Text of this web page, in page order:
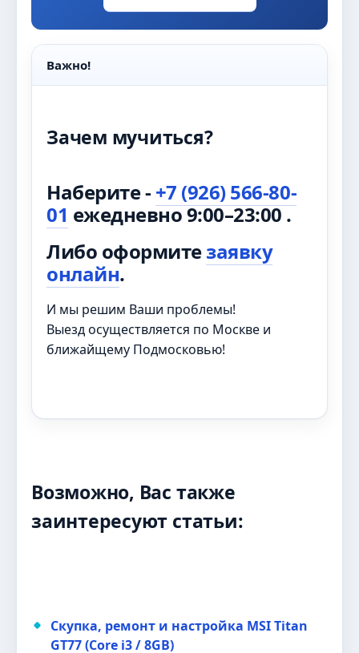
Важно!
Зачем мучиться?
Наберите - +7 (926) 566-80-
01 ежедневно 9:00–23:00 .
Либо оформитезаявку
онлайн.
И мы решим Ваши проблемы!
Выезд осуществляется по Москве и
ближайщему Подмосковью!
Возможно, Вас также
заинтересуют статьи:
Скупка, ремонт и настройка MSI Titan
GT77 (Core i3 / 8GB)